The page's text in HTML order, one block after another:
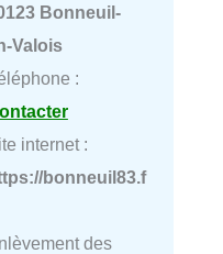
Bonneuil-
Valois
:
internet :
bonneuil83.f
des